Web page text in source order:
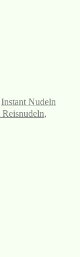
Instant Nudeln
,